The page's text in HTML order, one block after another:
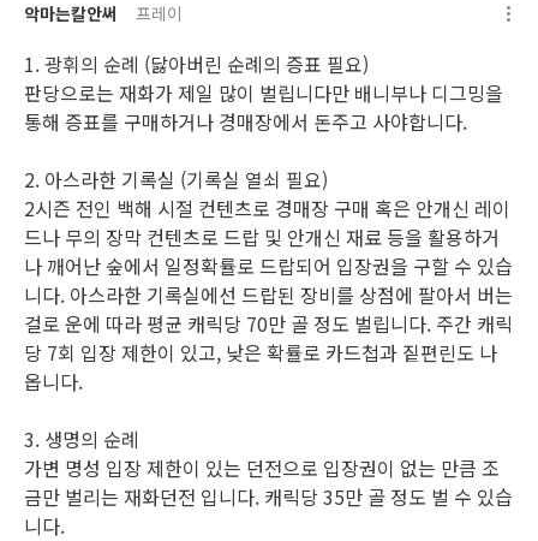
악마는칼안써 프레이
1. 광휘의 순례 (닳아버린 순례의 증표 필요)
판당으로는 재화가 제일 많이 벌립니다만 배니부나 디그밍을
통해 증표를 구매하거나 경매장에서 돈주고 사야합니다.
2. 아스라한 기록실 (기록실 열쇠 필요)
2시즌 전인 백해 시절 컨텐츠로 경매장 구매 혹은 안개신 레이
드나 무의 장막 컨텐츠로 드랍 및 안개신 재료 등을 활용하거
나 깨어난 숲에서 일정확률로 드랍되어 입장권을 구할 수 있습
니다. 아스라한 기록실에선 드랍된 장비를 상점에 팔아서 버는
걸로 운에 따라 평균 캐릭당 70만 골 정도 벌립니다. 주간 캐릭
당 7회 입장 제한이 있고, 낮은 확률로 카드첩과 짙편린도 나
옵니다.
3. 생명의 순례
가변 명성 입장 제한이 있는 던전으로 입장권이 없는 만큼 조
금만 벌리는 재화던전 입니다. 캐릭당 35만 골 정도 벌 수 있습
니다.